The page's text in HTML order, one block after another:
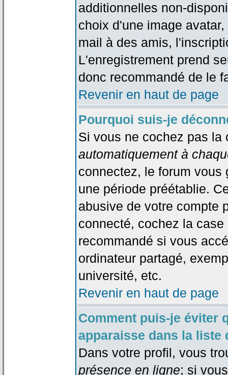
additionnelles non-
choix d'une image
mail à des amis,
L'enregistrement prend
donc recommandé de le
Revenir en haut de page
Pourquoi suis-je
Si vous ne cochez pas
automatiquement à
connectez, le forum vous
une période préétablie.
abusive de votre compte
connecté, cochez la
recommandé si vous
ordinateur partagé,
université, etc.
Revenir en haut de page
Comment puis-je éviter
apparaisse dans la liste
Dans votre profil, vous
présence en ligne; si